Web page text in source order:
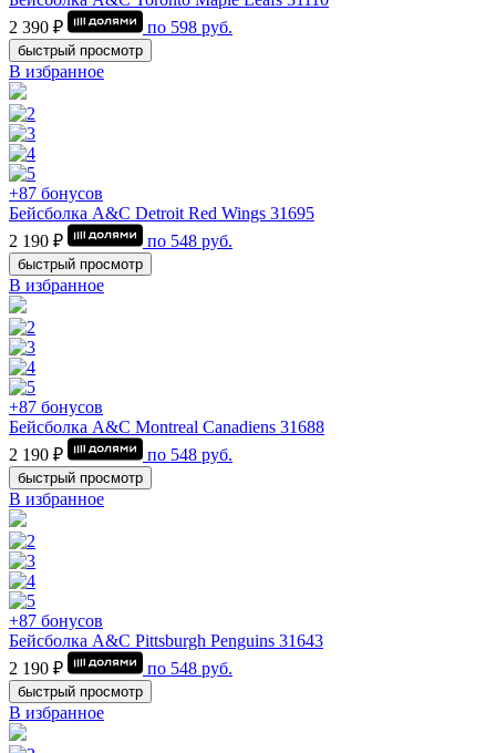
2 390 ₽
по 598 руб.
быстрый просмотр
В избранное
+87 бонусов
Бейсболка A&C Detroit Red Wings 31695
2 190 ₽
по 548 руб.
быстрый просмотр
В избранное
+87 бонусов
Бейсболка A&C Montrеal Canadiens 31688
2 190 ₽
по 548 руб.
быстрый просмотр
В избранное
+87 бонусов
Бейсболка A&C Pittsburgh Penguins 31643
2 190 ₽
по 548 руб.
быстрый просмотр
В избранное